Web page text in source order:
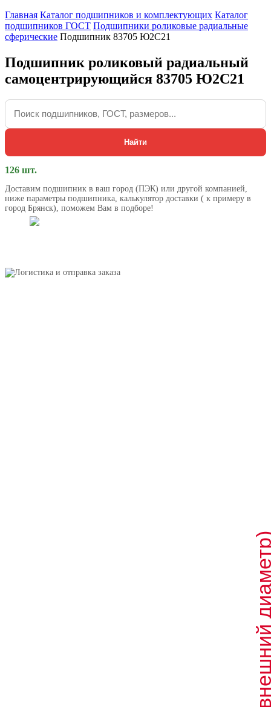
Главная Каталог подшипников и комплектующих Каталог
подшипников ГОСТ Подшипники роликовые радиальные
сферические Подшипник 83705 Ю2С21
Подшипник роликовый радиальный
самоцентрирующийся 83705 Ю2С21
Найти
126 шт.
Доставим подшипник в ваш город (ПЭК) или другой компанией,
ниже параметры подшипника, калькулятор доставки ( к примеру в
город Брянск), поможем Вам в подборе!